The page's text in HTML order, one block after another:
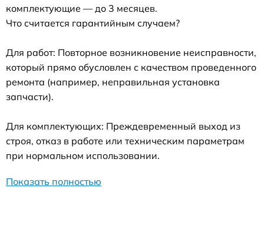
комплектующие — до 3 месяцев.
Что считается гарантийным случаем?
Для работ: Повторное возникновение неисправности,
который прямо обусловлен с качеством проведенного
ремонта (например, неправильная установка
запчасти).
Для комплектующих: Преждевременный выход из
строя, отказ в работе или техническим параметрам
при нормальном использовании.
Показать полностью